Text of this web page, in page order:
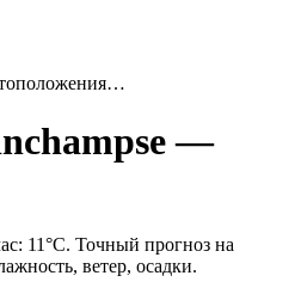
—
11°C. Точный прогноз на
ветер, осадки.